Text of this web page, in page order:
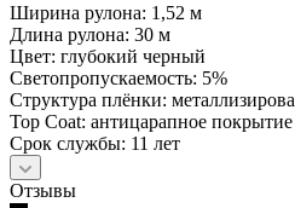
Ширина рулона: 1,52 м
Длина рулона: 30 м
Цвет: глубокий черный
Светопропускаемость: 5%
Структура плёнки:
Top Coat: антицарапное покрытие
Срок службы: 11 лет
Отзывы